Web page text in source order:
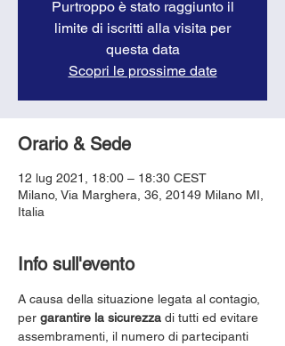
Purtroppo è stato raggiunto il
limite di iscritti alla visita per
questa data
Scopri le prossime date
Orario & Sede
12 lug 2021, 18:00 – 18:30 CEST
Milano, Via Marghera, 36, 20149 Milano MI,
Italia
Info sull'evento
A causa della situazione legata al contagio,
per garantire la sicurezza di tutti ed evitare
assembramenti, il numero di partecipanti